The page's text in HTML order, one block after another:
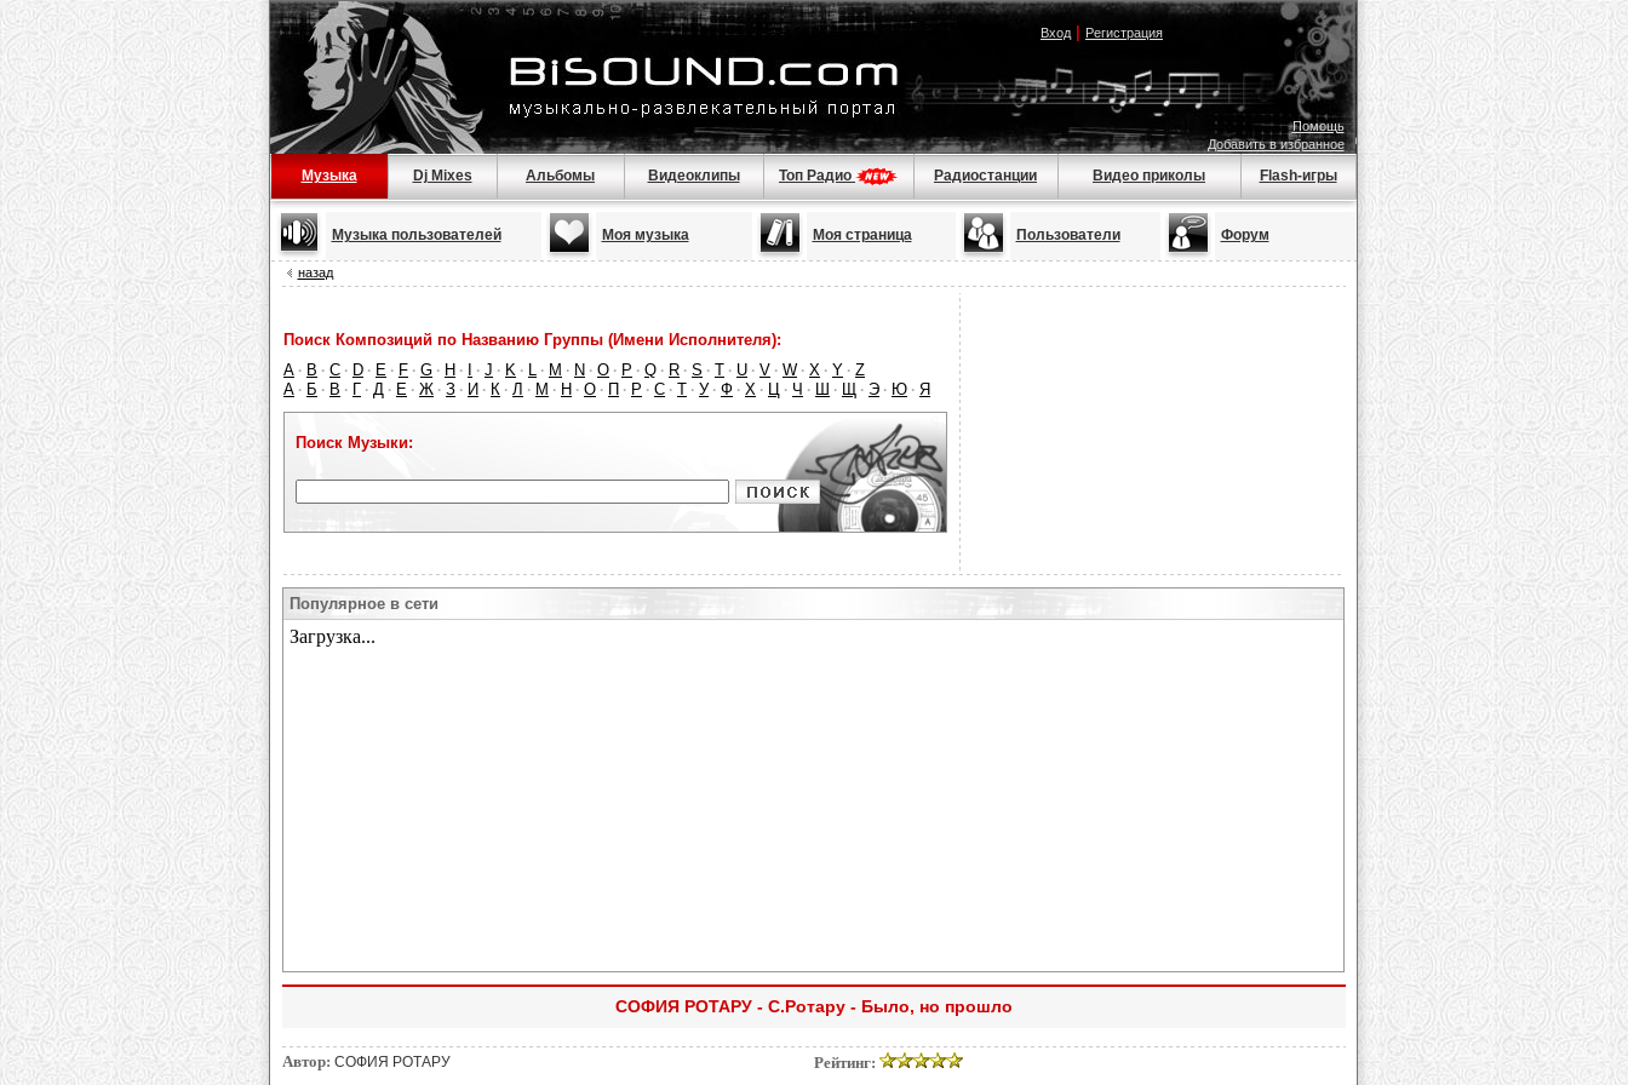
Вход| Регистрация
Помощь
Добавить в избранное
Музыка Dj Mixes Альбомы Видеоклипы Топ Радио Радиостанции Видео приколы Flash-игры
Музыка пользователей Моя музыка Моя страница Пользователи Форум
назад
Поиск Композиций по Названию Группы (Имени Исполнителя):
A · B · C · D · E · F · G · H · · J · K · L · M · N · O · P · Q · R · S · T · U · V · W · X · Y · Z
А · Б · В · Г · Д · Е · Ж · З · И · К · Л · М · Н · О · П · Р · С · Т · У · Ф · Х · Ц · Ч · Ш · Щ · Э · Ю · Я
Поиск Музыки:
Популярное в сети
СОФИЯ РОТАРУ - С.Ротару - Было, но прошло
Автор: СОФИЯ РОТАРУ
Рейтинг: